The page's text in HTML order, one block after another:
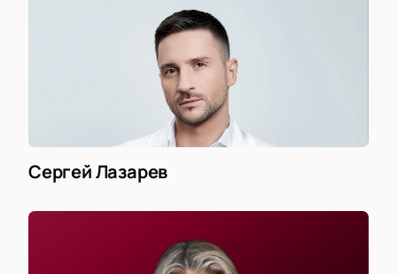
Сергей Лазарев